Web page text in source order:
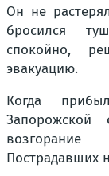
Он не
бросился
спокойно,
эвакуацию.
Когда
Запорожской
Пострадавших